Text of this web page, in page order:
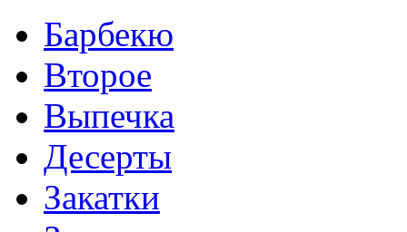
Барбекю
Второе
Выпечка
Десерты
Закатки